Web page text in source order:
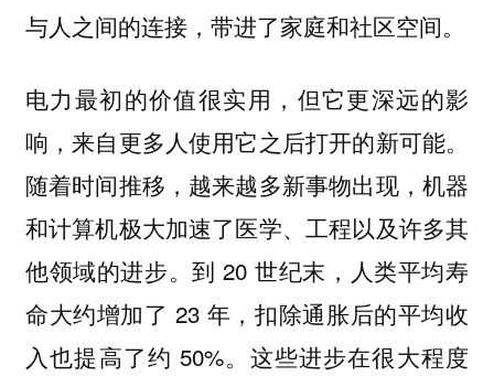
与人之间的连接，带进了家庭和社区空间。
电力最初的价值很实用，但它更深远的影
响，来自更多人使用它之后打开的新可能。
随着时间推移，越来越多新事物出现，机器
和计算机极大加速了医学、工程以及许多其
他领域的进步。到 20 世纪末，人类平均寿
命大约增加了 23 年，扣除通胀后的平均收
入也提高了约 50%。这些进步在很大程度